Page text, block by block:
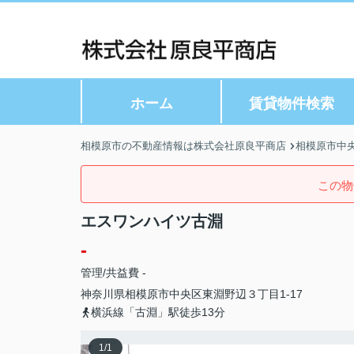
ホーム 賃貸物件検索
相模原市の不動産情報は株式会社原良平商店 相模原市中
この
エスワンハイツ古淵
-
管理/共益費 -
神奈川県相模原市中央区東淵野辺 ３丁目1-17
横浜線「古淵」駅徒歩13分
1/1